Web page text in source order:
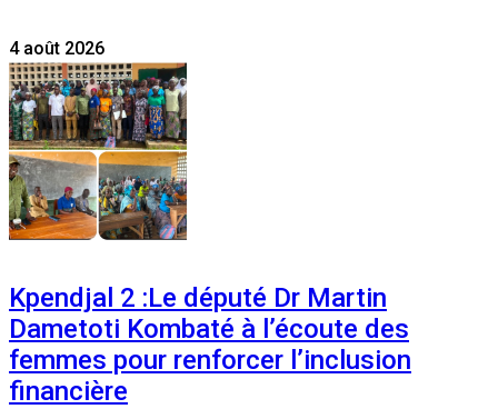
4 août 2026
Kpendjal 2 :Le député Dr Martin
Dametoti Kombaté à l’écoute des
femmes pour renforcer l’inclusion
financière